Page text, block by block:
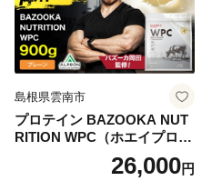
老舗おせち ふるさと納税お
せち 御節 お節料理 正月 調理
不要 おせち料理2027
島根県雲南市
プロテイン BAZOOKA NUT
RITION WPC（ホエイプロテ
イン）＜プレーン＞ 900g｜
バズーカ岡田監修・植物由来
26,000円